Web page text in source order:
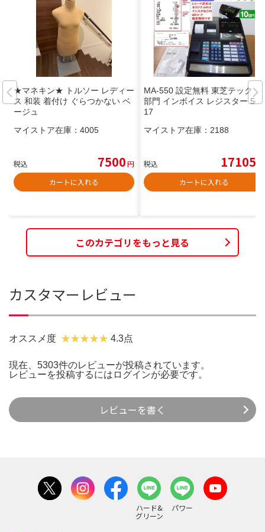
★マネキン★ トルソー レディー
ス 和装 着付け ぐらつかない ベ
ージュ
マイストア在庫： 4005
税込 7500円
カートに入れる
MA-550 設定無料 東芝テック 10
部門 インボイス レジスター 505
17
マイストア在庫： 2188
税込 17105
カートに入れる
このカテゴリをもっと見る
カスタマーレビュー
オススメ度 4.3点
現在、5303件のレビューが投稿されています。
レビューを投稿するには ログインが必要です。
レビューを書く
ハード&
グリーン
パワー